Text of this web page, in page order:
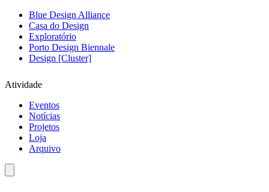
Blue Design Alliance
Casa do Design
Exploratório
Porto Design Biennale
Design [Cluster]
Atividade
Eventos
Notícias
Projetos
Loja
Arquivo